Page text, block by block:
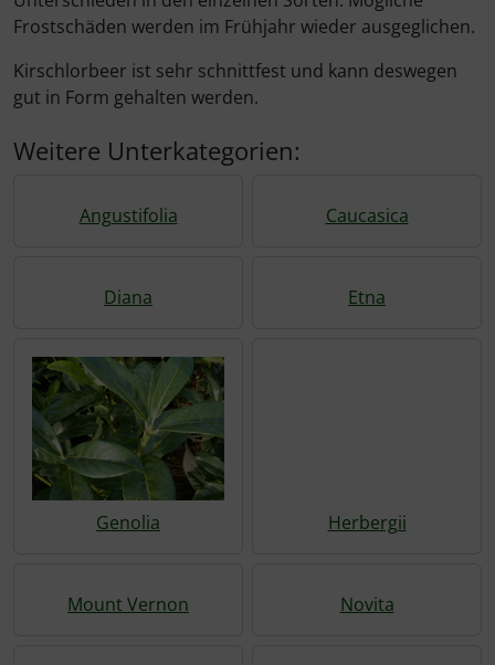
Frostschäden werden im Frühjahr wieder ausgeglichen.
Kirschlorbeer ist sehr schnittfest und kann deswegen
gut in Form gehalten werden.
Weitere Unterkategorien:
Angustifolia Caucasica
Diana Etna
Genolia Herbergii
Mount Vernon Novita
Wildhecke / gemischte Hecke